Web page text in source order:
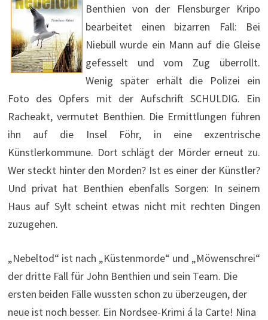
Benthien von der Flensburger Kripo
bearbeitet einen bizarren Fall: Bei
Niebüll wurde ein Mann auf die Gleise
gefesselt und vom Zug überrollt.
Wenig später erhält die Polizei ein
Foto des Opfers mit der Aufschrift SCHULDIG. Ein
Racheakt, vermutet Benthien. Die Ermittlungen führen
ihn auf die Insel Föhr, in eine exzentrische
Künstlerkommune. Dort schlägt der Mörder erneut zu.
Wer steckt hinter den Morden? Ist es einer der Künstler?
Und privat hat Benthien ebenfalls Sorgen: In seinem
Haus auf Sylt scheint etwas nicht mit rechten Dingen
zuzugehen.
„Nebeltod“ ist nach „Küstenmorde“ und „Möwenschrei“
der dritte Fall für John Benthien und sein Team. Die
ersten beiden Fälle wussten schon zu überzeugen, der
neue ist noch besser. Ein Nordsee-Krimi á la Carte! Nina